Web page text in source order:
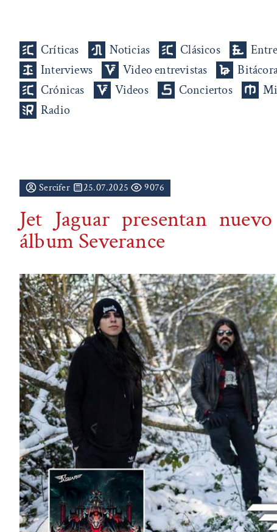
Críticas Noticias Clásicos
Interviews
Video entrevistas
Crónicas
Videos Conciertos
Radio
Sercifer 25.07.2025 9076
Jet Jaguar presentan
álbum Severance